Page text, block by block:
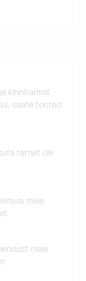
kinnitamist.
saate tooted
tarnet üle
meie
meie